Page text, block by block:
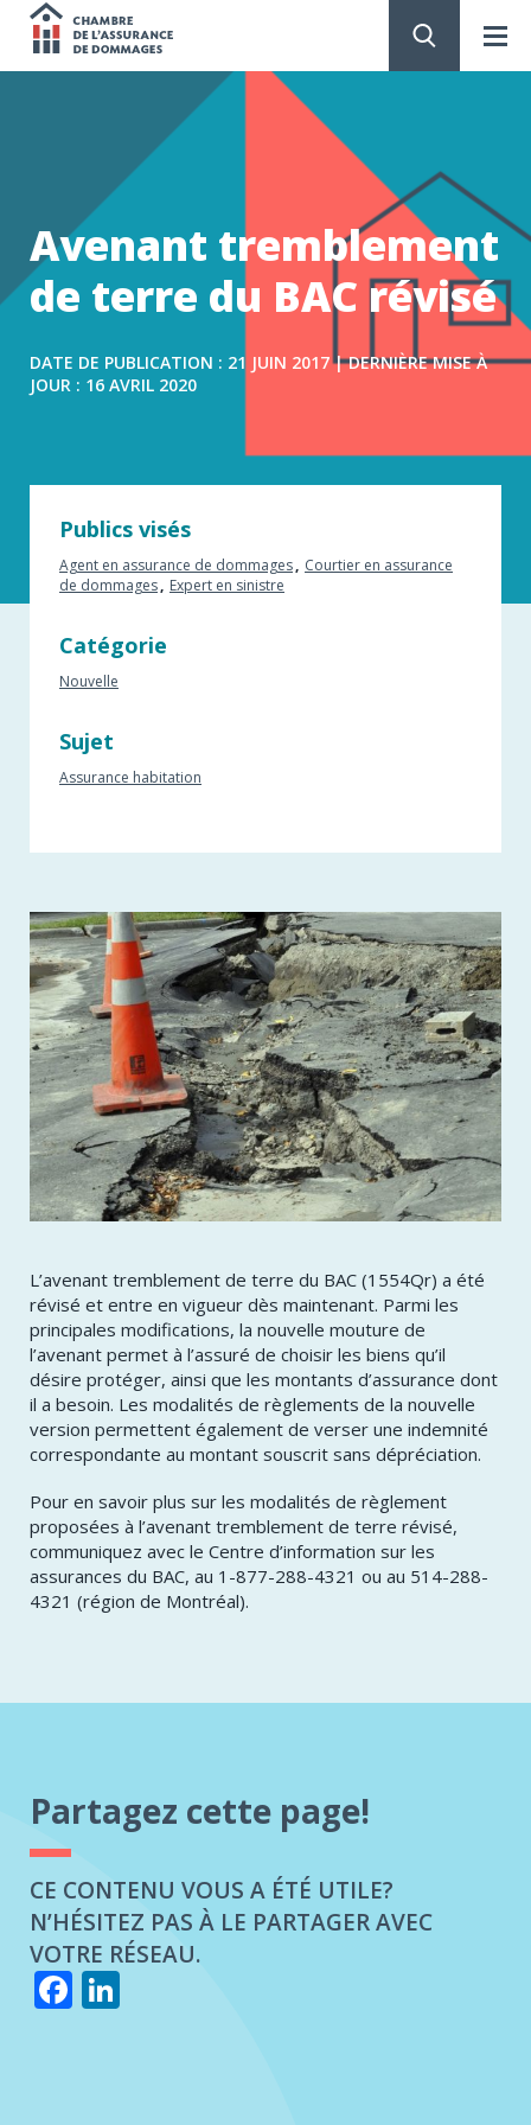
Chambre
l'assurance
de
dommages
Avenant tremblement
de terre du BAC révisé
DATE DE PUBLICATION : 21 JUIN 2017 | DERNIÈRE MISE À
JOUR : 16 AVRIL 2020
Publics visés
Agent en assurance de dommages
Courtier en assurance
de dommages
Expert en sinistre
Catégorie
Nouvelle
Sujet
Assurance habitation
​​​L’avenant tremblement de terre du BAC (1554Qr) a été
révisé et entre en vigueur dès maintenant. Parmi les
principales modifications, la nouvelle mouture de
l’avenant permet à l’assuré de choisir les biens qu’il
désire protéger, ainsi que les montants d’assurance dont
il a besoin. Les modalités de règlements de la nouvelle
version permettent également de verser une indemnité
correspondante au montant souscrit sans dépréciation.
Pour en savoir plus sur les modalités de règlement
proposées à l’avenant tremblement de terre révisé,
communiquez avec le Centre d’information sur les
assurances du BAC, au 1-877-288-4321 ou au 514-288-
4321 (région de Montréal).
Partagez cette page!
CE CONTENU VOUS A ÉTÉ UTILE?
N’HÉSITEZ PAS À LE PARTAGER AVEC
VOTRE RÉSEAU.
Facebook